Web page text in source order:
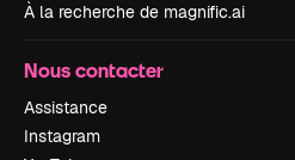
À la recherche de magnific.ai
Nous contacter
Assistance
Instagram